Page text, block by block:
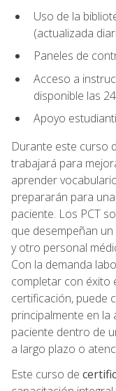
Uso de la
(actualizada
Paneles de
Acceso a
disponible las
Apoyo
Durante este curso
trabajará para
aprender
prepararán para
paciente. Los PCT
que desempeñan
y otro personal
Con la demanda
completar con éxito
certificación, puede
principalmente en la
paciente dentro de
a largo plazo o
Este curso de